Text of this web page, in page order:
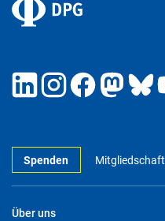
Spenden Mitgliedschaft
Über uns